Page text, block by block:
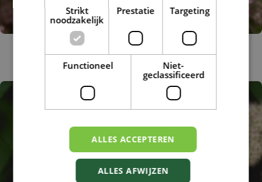
Struikspirea
Spiraea japonica 'Little Princess'
Strikt
noodzakelijk
Prestatie Targeting
Functioneel
Niet-
geclassificeerd
ALLES ACCEPTEREN
ALLES AFWIJZEN